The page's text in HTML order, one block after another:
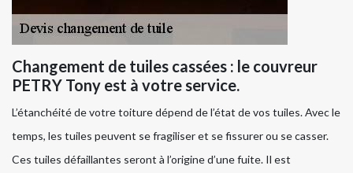
Changement de tuiles cassées : le couvreur
PETRY Tony est à votre service.
L’étanchéité de votre toiture dépend de l’état de vos tuiles. Avec le
temps, les tuiles peuvent se fragiliser et se fissurer ou se casser.
Ces tuiles défaillantes seront à l’origine d’une fuite. Il est